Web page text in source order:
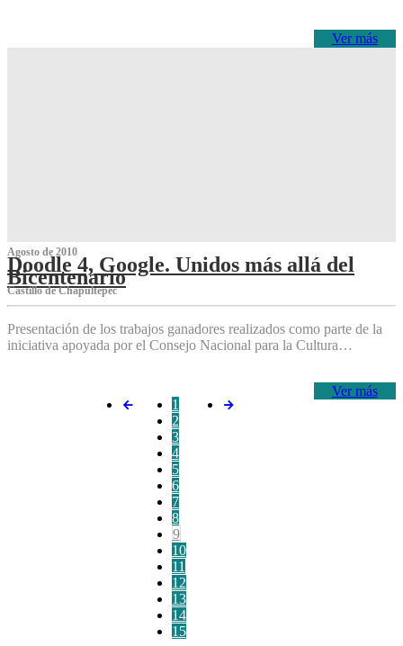
Ver más
Agosto de 2010
Doodle 4, Google. Unidos más allá del
Bicentenario
Castillo de Chapultepec
Presentación de los trabajos ganadores realizados como parte de la
iniciativa apoyada por el Consejo Nacional para la Cultura…
Ver más
1
2
3
4
5
6
7
8
9
10
11
12
13
14
15